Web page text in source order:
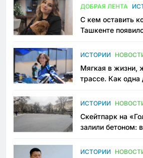
ДОБРАЯ ЛЕНТА
С кем оставить
Ташкенте
ИСТОРИИ
Мягкая в жизни,
трассе. Как одна
Узбекистане
ИСТОРИИ
Скейтпарк на
залили бетоном:
пространство
ИСТОРИИ